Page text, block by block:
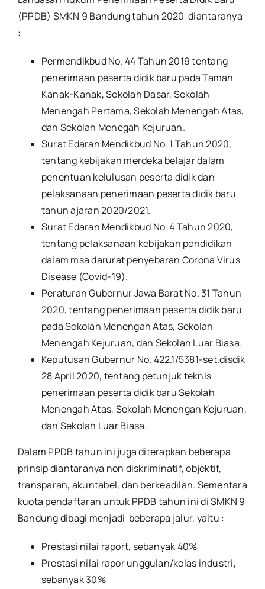
(PPDB) SMKN 9 Bandung tahun 2020 diantaranya
:
Permendikbud No. 44 Tahun 2019 tentang
penerimaan peserta didik baru pada Taman
Kanak-Kanak, Sekolah Dasar, Sekolah
Menengah Pertama, Sekolah Menengah Atas,
dan Sekolah Menegah Kejuruan.
Surat Edaran Mendikbud No. 1 Tahun 2020,
tentang kebijakan merdeka belajar dalam
penentuan kelulusan peserta didik dan
pelaksanaan penerimaan peserta didik baru
tahun ajaran 2020/2021.
Surat Edaran Mendikbud No. 4 Tahun 2020,
tentang pelaksanaan kebijakan pendidikan
dalam msa darurat penyebaran Corona Virus
Disease (Covid-19).
Peraturan Gubernur Jawa Barat No. 31 Tahun
2020, tentang penerimaan peserta didik baru
pada Sekolah Menengah Atas, Sekolah
Menengah Kejuruan, dan Sekolah Luar Biasa.
Keputusan Gubernur No. 422.1/5381-set.disdik
28 April 2020, tentang petunjuk teknis
penerimaan peserta didik baru Sekolah
Menengah Atas, Sekolah Menengah Kejuruan,
dan Sekolah Luar Biasa.
Dalam PPDB tahun ini juga diterapkan beberapa
prinsip diantaranya non diskriminatif, objektif,
transparan, akuntabel, dan berkeadilan. Sementara
kuota pendaftaran untuk PPDB tahun ini di SMKN 9
Bandung dibagi menjadi beberapa jalur, yaitu :
Prestasi nilai raport, sebanyak 40%
Prestasi nilai rapor unggulan/kelas industri,
sebanyak 30%